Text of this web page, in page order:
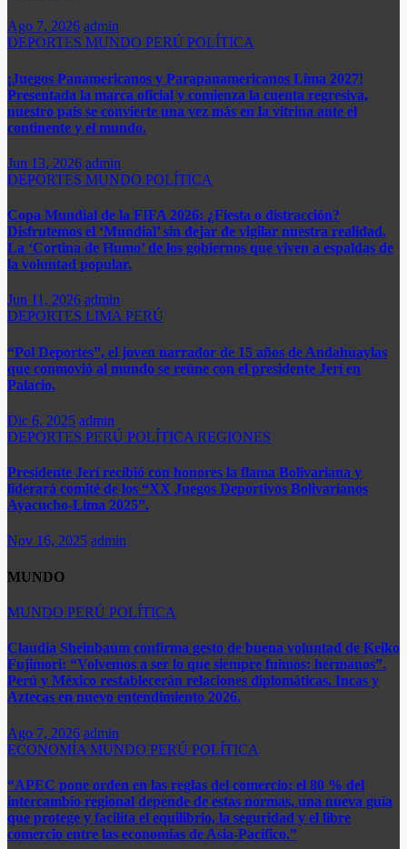
Ago 7, 2026 admin
DEPORTES MUNDO PERÚ POLÍTICA
¡Juegos Panamericanos y Parapanamericanos Lima 2027!
Presentada la marca oficial y comienza la cuenta regresiva,
nuestro país se convierte una vez más en la vitrina ante el
continente y el mundo.​
Jun 13, 2026 admin
DEPORTES MUNDO POLÍTICA
Copa Mundial de la FIFA 2026: ¿Fiesta o distracción?
Disfrutemos el ‘Mundial’ sin dejar de vigilar nuestra realidad.
La ‘Cortina de Humo’ de los gobiernos que viven a espaldas de
la voluntad popular.
Jun 11, 2026 admin
DEPORTES LIMA PERÚ
“Pol Deportes”, el joven narrador de 15 años de Andahuaylas
que conmovió al mundo se reúne con el presidente Jerí en
Palacio.
Dic 6, 2025 admin
DEPORTES PERÚ POLÍTICA REGIONES
Presidente Jerí recibió con honores la flama Bolivariana y
liderará comité de los “XX Juegos Deportivos Bolivarianos
Ayacucho-Lima 2025”.
Nov 16, 2025 admin
MUNDO
MUNDO PERÚ POLÍTICA
​​Claudia Sheinbaum confirma gesto de buena voluntad de Keiko
Fujimori: “Volvemos a ser lo que siempre fuimos: hermanos”.
Perú y México restablecerán relaciones diplomáticas. Incas y
Aztecas en nuevo entendimiento 2026.​
Ago 7, 2026 admin
ECONOMÍA MUNDO PERÚ POLÍTICA
“APEC pone orden en las reglas del comercio: el 80 % del
intercambio regional depende de estas normas, una nueva guía
que protege y facilita el equilibrio, la seguridad y el libre
comercio entre las economías de Asia-Pacífico.”​